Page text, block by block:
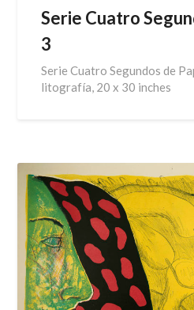
Serie Cuatro
3
Serie Cuatro Segundos de
litografía, 20 x 30 inches